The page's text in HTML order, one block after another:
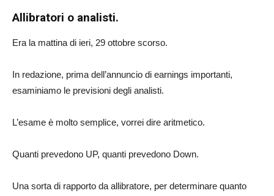
Allibratori o analisti.
Era la mattina di ieri, 29 ottobre scorso.
In redazione, prima dell’annuncio di earnings importanti,
esaminiamo le previsioni degli analisti.
L’esame è molto semplice, vorrei dire aritmetico.
Quanti prevedono UP, quanti prevedono Down.
Una sorta di rapporto da allibratore, per determinare quanto